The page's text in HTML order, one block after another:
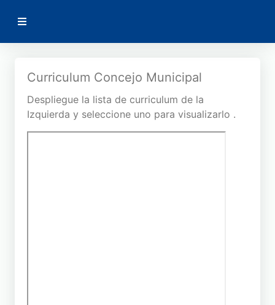
AMSA
Curriculum Concejales
Curriculum Concejo Municipal
Despliegue la lista de curriculum de la
Izquierda y seleccione uno para visualizarlo .